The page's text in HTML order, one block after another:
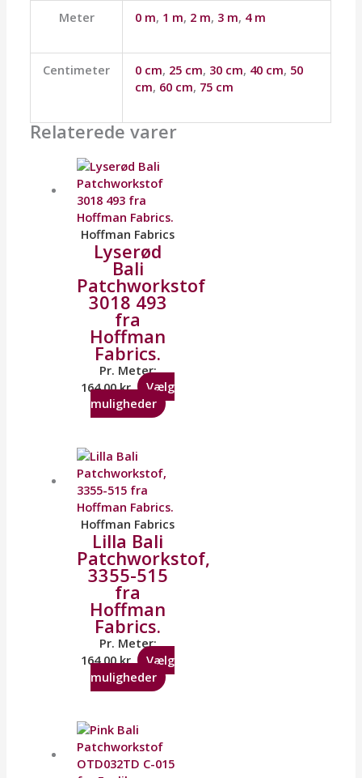
Meter
0 m, 1 m, 2 m, 3 m, 4 m
Centimeter 0 cm, 25 cm, 30 cm, 40 cm, 50
cm, 60 cm, 75 cm
Relaterede varer
Hoffman Fabrics
Lyserød
Bali
Patchworkstof
3018 493
fra
Hoffman
Fabrics.
Pr. Meter:
164,00kr.
Vælg
muligheder
Hoffman Fabrics
Lilla Bali
Patchworkstof,
3355-515
fra
Hoffman
Fabrics.
Pr. Meter:
164,00kr.
Vælg
muligheder